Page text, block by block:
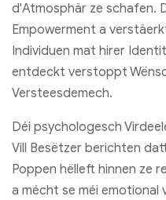
d'Atmosphär ze schafen.
Empowerment a
Individuen mat hirer
entdeckt verstoppt
Versteesdemech.
Déi psychologesch
Vill Besëtzer berichten
Poppen hëlleft hinnen ze
a mécht se méi emotional